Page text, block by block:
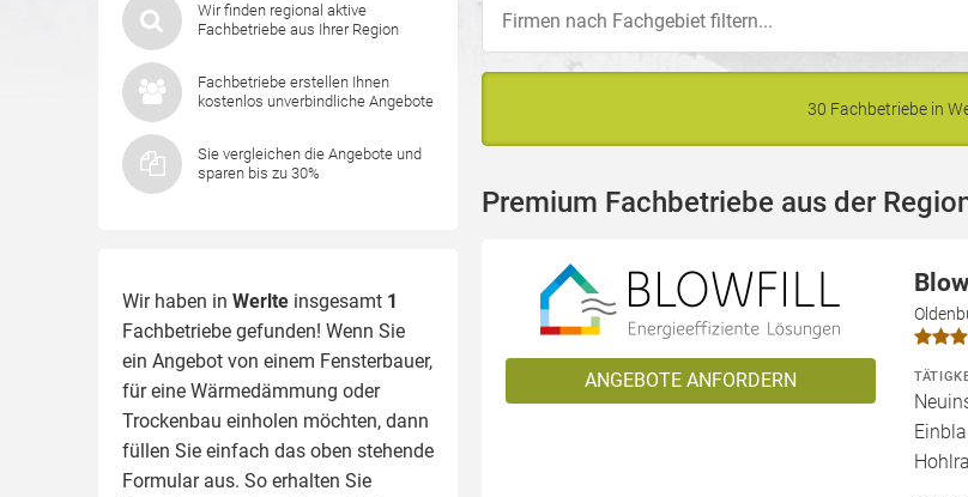
Wir finden regional aktive
Fachbetriebe aus Ihrer Region
Fachbetriebe erstellen Ihnen
kostenlos unverbindliche Angebote
Sie vergleichen die Angebote und
sparen bis zu 30%
Wir haben in Werlte insgesamt 1
Fachbetriebe gefunden! Wenn Sie
ein Angebot von einem Fensterbauer,
für eine Wärmedämmung oder
Trockenbau einholen möchten, dann
füllen Sie einfach das oben stehende
Formular aus. So erhalten Sie
30 Fachbetriebe in
Premium Fachbetriebe aus der
ANGEBOTE ANFORDERN